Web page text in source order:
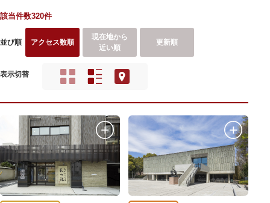
該当件数320件
並び順 アクセス数順
現在地から
近い順
更新順
表示切替